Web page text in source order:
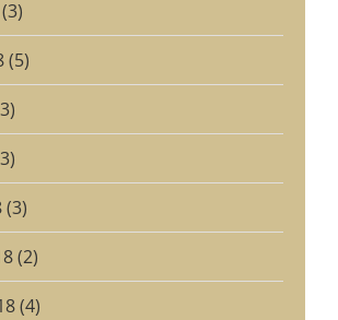
(5)
(3)
(2)
(4)